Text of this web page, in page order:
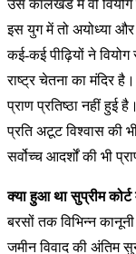
उस कालखंड में वो वियोग
इस युग में तो अयोध्या और
कई-कई पीढ़ियों ने
राष्ट्र चेतना का मंदिर
प्राण प्रतिष्ठा नहीं हुई
प्रति अटूट विश्वास की
सर्वोच्च आदर्शों की भी
क्या हुआ था सुप्रीम कोर्ट
बरसों तक विभिन्न
जमीन विवाद की अंतिम